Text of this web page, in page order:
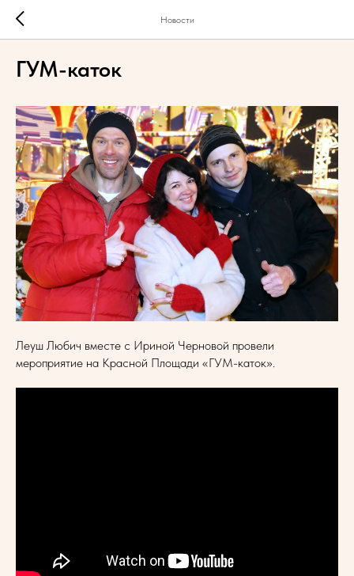
Новости
ГУМ-каток
Леуш Любич вместе с Ириной Черновой провели
мероприятие на Красной Площади «ГУМ-каток».